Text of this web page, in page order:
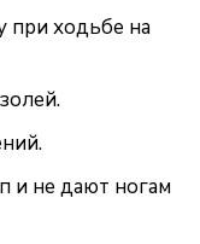
при ходьбе на
и не дают ногам